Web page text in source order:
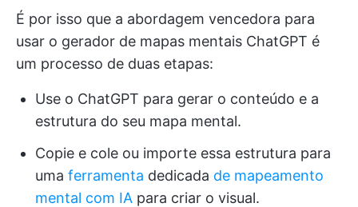
É por isso que a abordagem vencedora para
usar o gerador de mapas mentais ChatGPT é
um processo de duas etapas:
Use o ChatGPT para gerar o conteúdo e a
estrutura do seu mapa mental.
Copie e cole ou importe essa estrutura para
uma ferramenta dedicada de mapeamento
mental com IA para criar o visual.